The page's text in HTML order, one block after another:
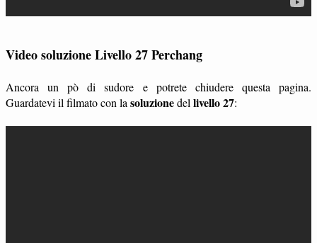
Video soluzione Livello 27 Perchang
Ancora un pò di sudore e potrete chiudere questa pagina.
Guardatevi il filmato con la soluzionedel livello 27: